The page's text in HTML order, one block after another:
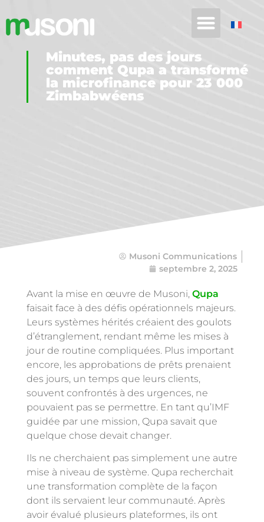
Minutes, pas des jours
comment Qupa a transformé
la microfinance pour 23 000
Zimbabwéens
Musoni Communications
septembre 2, 2025
Avant la mise en œuvre de Musoni, Qupa
faisait face à des défis opérationnels majeurs.
Leurs systèmes hérités créaient des goulots
d’étranglement, rendant même les mises à
jour de routine compliquées. Plus important
encore, les approbations de prêts prenaient
des jours, un temps que leurs clients,
souvent confrontés à des urgences, ne
pouvaient pas se permettre. En tant qu’IMF
guidée par une mission, Qupa savait que
quelque chose devait changer.
Ils ne cherchaient pas simplement une autre
mise à niveau de système. Qupa recherchait
une transformation complète de la façon
dont ils servaient leur communauté. Après
avoir évalué plusieurs plateformes, ils ont